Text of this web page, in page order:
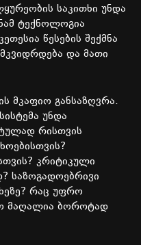
საკითხი უნდა
ტექნოლოგია
წესების შექმნა
და მათი
მკაფიო განსაზღვრა.
სისტემა უნდა
რისთვის
?
? კრიტიკული
? საზოგადოებრივი
? რაც უფრო
მაღალია ბოროტად